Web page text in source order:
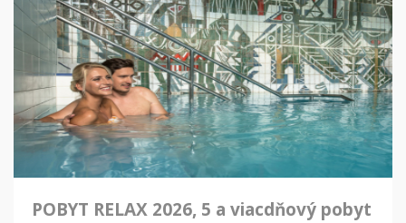
POBYT RELAX 2026, 5 a viacdňový pobyt